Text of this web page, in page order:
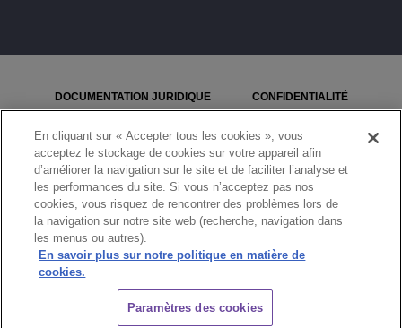
© Copyright 2026 ALE International, ALE USA Inc. Tous droits réservés pour tous
DOCUMENTATION JURIDIQUE CONFIDENTIALITÉ
COOKIES PLAN DU SITE
SIGNALER UN PROBLÈME
PARAMÈTRES DES COOKIES
En cliquant sur « Accepter tous les cookies », vous
acceptez le stockage de cookies sur votre appareil afin
d’améliorer la navigation sur le site et de faciliter l’analyse et
les performances du site. Si vous n’acceptez pas nos
cookies, vous risquez de rencontrer des problèmes lors de
la navigation sur notre site web (recherche, navigation dans
les menus ou autres).
En savoir plus sur notre politique en matière de
cookies.
Paramètres des cookies